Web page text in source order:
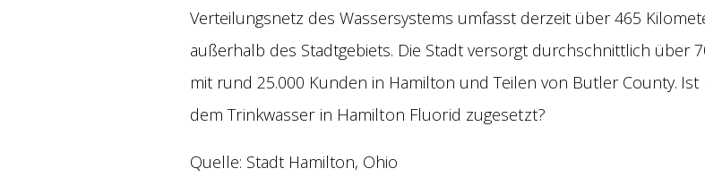
Verteilungsnetz des Wassersystems umfasst derzeit über 465
außerhalb des Stadtgebiets. Die Stadt versorgt durchschnittlich über
mit rund 25.000 Kunden in Hamilton und Teilen von Butler County. Ist
dem Trinkwasser in Hamilton Fluorid zugesetzt?
Quelle: Stadt Hamilton, Ohio